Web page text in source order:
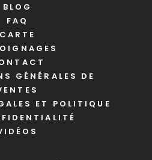
BLOG
FAQ
CARTE
GÉNÉRALES DE
ET POLITIQUE